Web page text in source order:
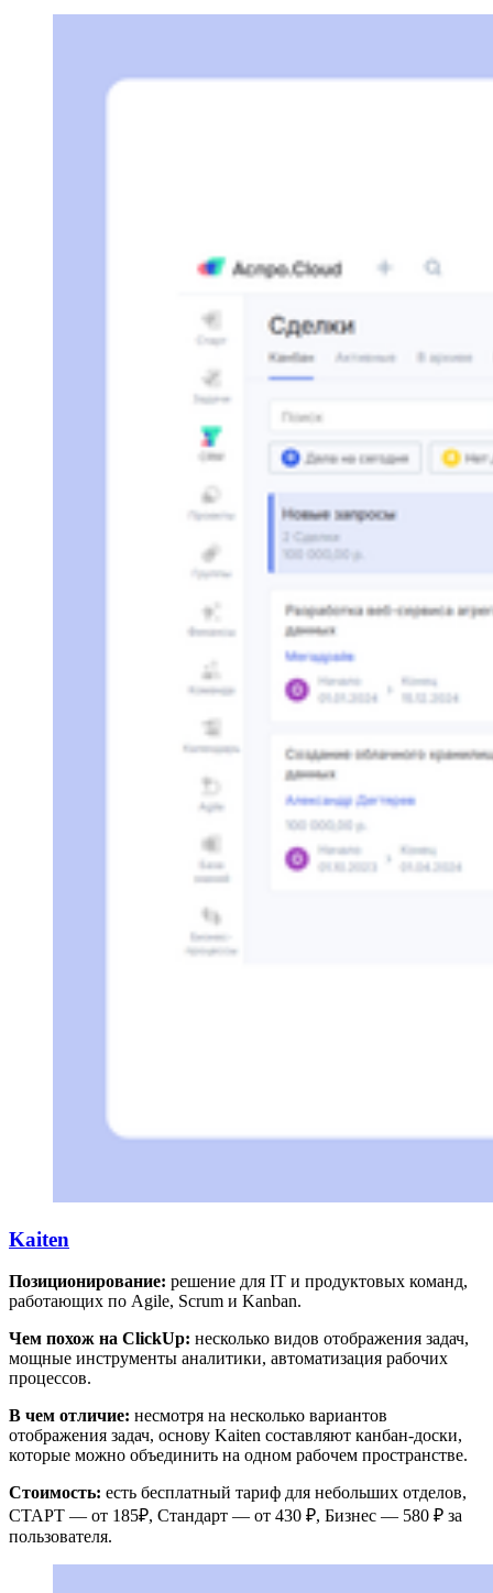
Kaiten
Позиционирование: решение для IT и продуктовых команд,
работающих по Agile, Scrum и Kanban.
Чем похож на ClickUp: несколько видов отображения задач,
мощные инструменты аналитики, автоматизация рабочих
процессов.
В чем отличие: несмотря на несколько вариантов
отображения задач, основу Kaiten составляют канбан-доски,
которые можно объединить на одном рабочем пространстве.
Стоимость: есть бесплатный тариф для небольших отделов,
СТАРТ — от 185₽, Стандарт — от 430 ₽, Бизнес — 580 ₽ за
пользователя.